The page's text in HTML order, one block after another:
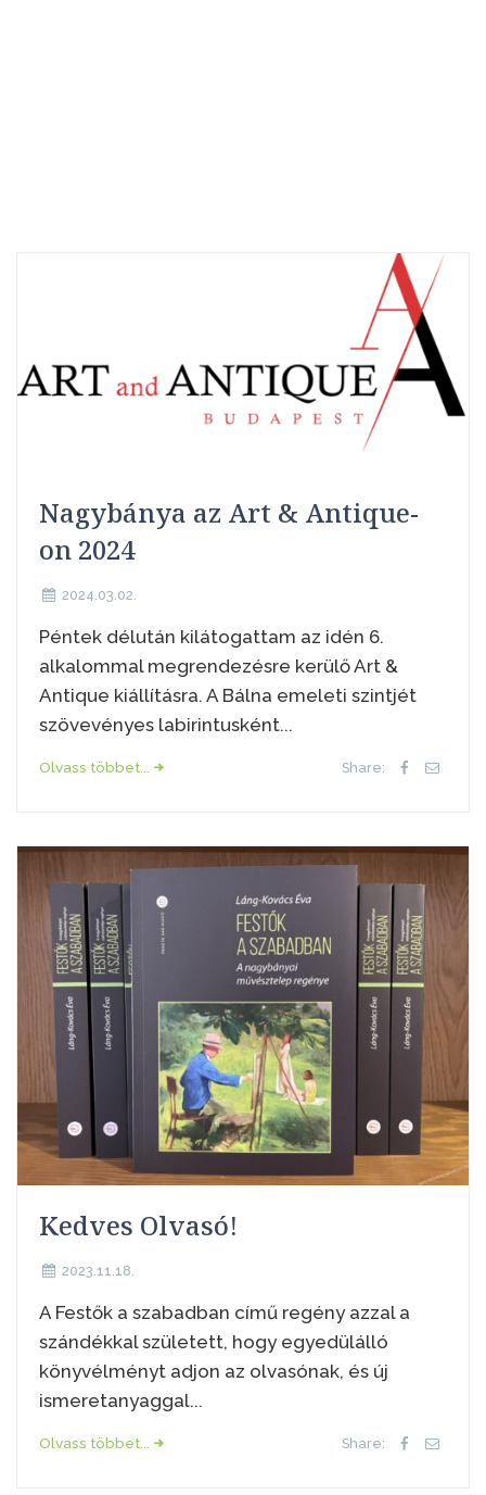
Nagybánya az Art & Antique-
on 2024
2024.03.02.
Péntek délután kilátogattam az idén 6.
alkalommal megrendezésre kerülő Art &
Antique kiállításra. A Bálna emeleti szintjét
szövevényes labirintusként...
Olvass többet... Share:
Kedves Olvasó!
2023.11.18.
A Festők a szabadban című regény azzal a
szándékkal született, hogy egyedülálló
könyvélményt adjon az olvasónak, és új
ismeretanyaggal...
Olvass többet... Share: